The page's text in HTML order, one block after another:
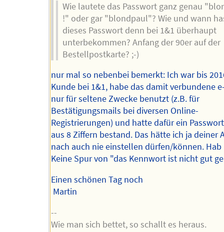
Wie lautete das Passwort ganz genau
!" oder gar "blondpaul"? Wie und wann
dieses Passwort denn bei 1&1 überhaupt
unterbekommen? Anfang der 90er auf der
Bestellpostkarte? ;-)
nur mal so nebenbei bemerkt: Ich war bis
Kunde bei 1&1, habe das damit verbundene
nur für seltene Zwecke benutzt (z.B. für
Bestätigungsmails bei diversen Online-
Registrierungen) und hatte dafür ein
aus 8 Ziffern bestand. Das hätte ich ja deiner
nach auch nie einstellen dürfen/können. Hab
Keine Spur von "das Kennwort ist nicht gut
Einen schönen Tag noch
Martin
--
Wie man sich bettet, so schallt es heraus.